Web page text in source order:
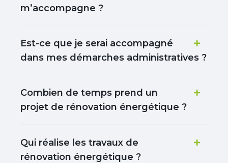
m’accompagne ?
Est-ce que je serai accompagné
dans mes démarches administratives ?
Combien de temps prend un
projet de rénovation énergétique ?
Qui réalise les travaux de
rénovation énergétique ?